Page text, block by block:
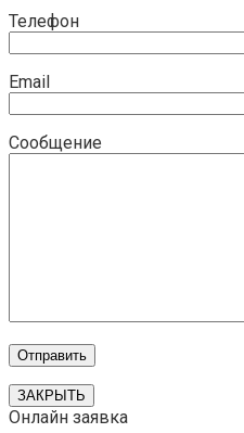
Телефон
Email
Сообщение
ЗАКРЫТЬ
Онлайн заявка